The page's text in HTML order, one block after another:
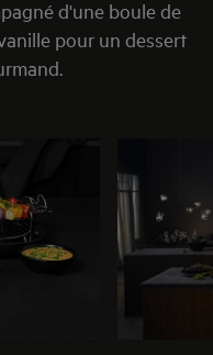
d'une boule de
pour un dessert